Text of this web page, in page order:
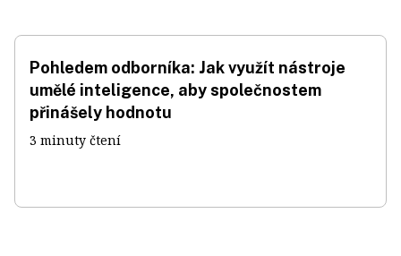
Pohledem odborníka: Jak využít nástroje
umělé inteligence, aby společnostem
přinášely hodnotu
3 minuty čtení